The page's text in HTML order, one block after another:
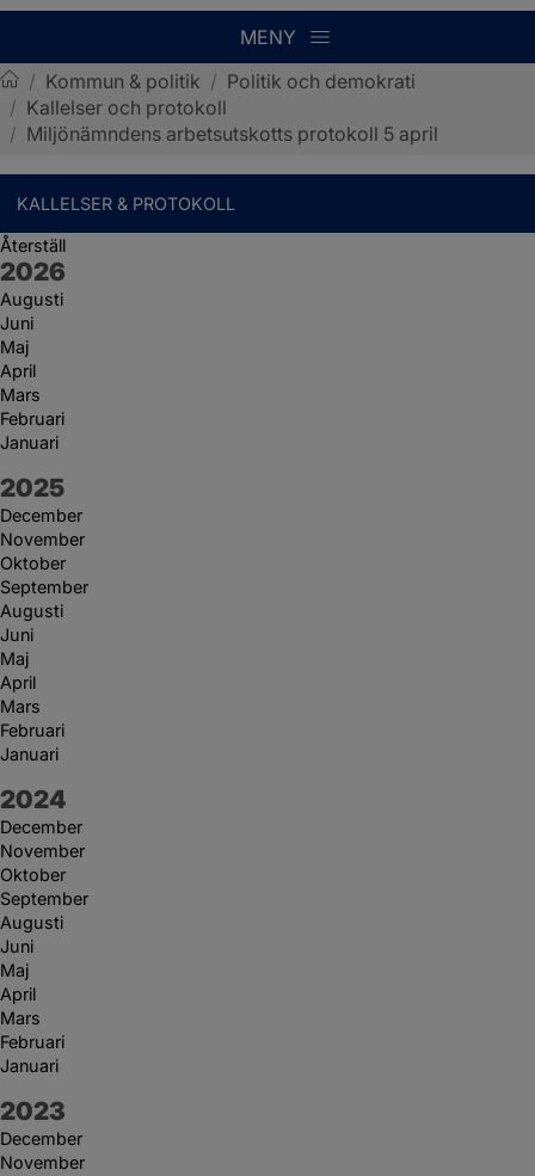
MENY
Sotenäs kommun
/ Kommun & politik / Politik och demokrati
/ Kallelser och protokoll
/ Miljönämndens arbetsutskotts protokoll 5 april
KALLELSER & PROTOKOLL
Återställ
År:
2026
Augusti
Juni
Maj
April
Mars
Februari
Januari
År:
2025
December
November
Oktober
September
Augusti
Juni
Maj
April
Mars
Februari
Januari
År:
2024
December
November
Oktober
September
Augusti
Juni
Maj
April
Mars
Februari
Januari
År:
2023
December
November